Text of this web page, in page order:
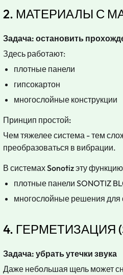
2. МАТЕРИАЛЫ С
Задача: остановить
Здесь работают:
плотные панели
гипсокартон
многослойные конструкции
Принцип простой:
Чем тяжелее система - тем
преобразоваться в вибрации.
В системах Sonotiz эту
плотные панели SONOTIZ
многослойные решения для
4. ГЕРМЕТИЗАЦИЯ
Задача: убрать утечки звука
Даже небольшая щель может